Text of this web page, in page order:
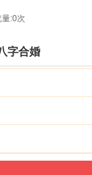
:0次
字合婚